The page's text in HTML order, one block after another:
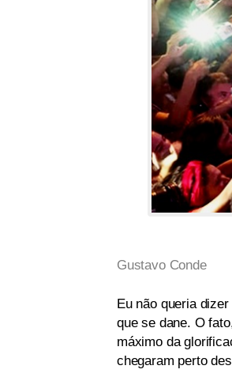
Gustavo Conde
Eu não queria
que se dane. O
máximo da
chegaram perto